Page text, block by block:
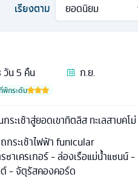
เรียงตาม
วัน5 คืน
ก.ย.
พักระดับ
ระเช้าสู่ยอดเขาทิตลิส ทะเลสาบคโม่
กระเช้าไฟฟ้า funicular
าเครเกอร์ - ล่องเรือแม่น้ำแซนน์ -
- จัตุรัสคองคอร์ด